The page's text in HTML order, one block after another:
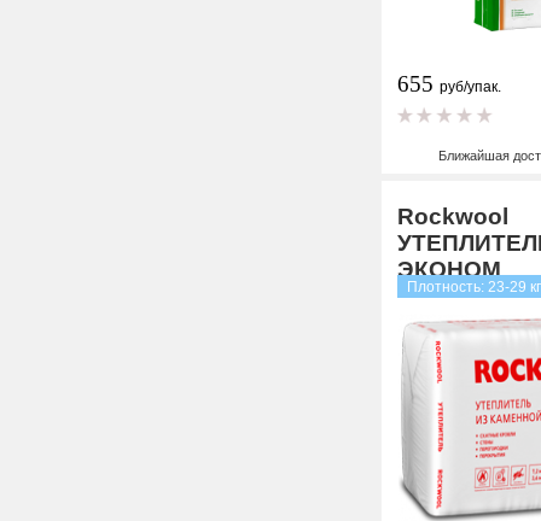
655 руб/упак.
Ближайшая
Rockwool
ЭКОНОМ
Плотность: 23-29